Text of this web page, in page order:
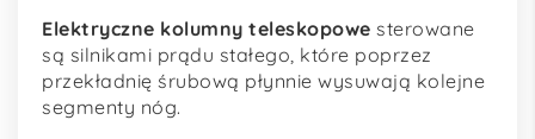
Elektryczne kolumny teleskopowe sterowane
są silnikami prądu stałego, które poprzez
przekładnię śrubową płynnie wysuwają kolejne
segmenty nóg.